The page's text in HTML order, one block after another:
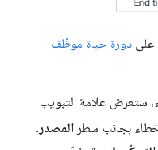
على دورة حياة موظّف
ستعرض علامة التبويب
بجانب سطر المصدر .